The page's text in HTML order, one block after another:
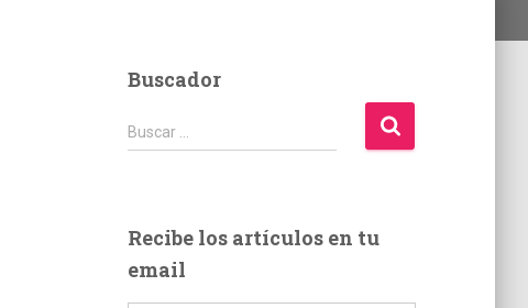
Buscador
B
u
r
:
Buscar …
Recibe los artículos en tu
email